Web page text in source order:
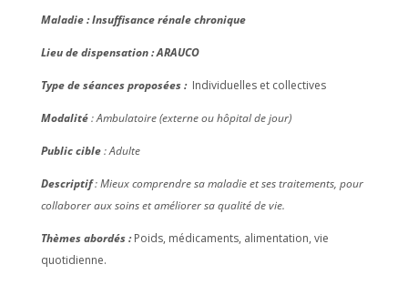
Maladie : Insuffisance rénale chronique
Lieu de dispensation : ARAUCO
Type de séances proposées : Individuelles et collectives
Modalité: Ambulatoire (externe ou hôpital de jour)
Public cible: Adulte
Descriptif: Mieux comprendre sa maladie et ses traitements, pour
collaborer aux soins et améliorer sa qualité de vie.
Thèmes abordés :Poids, médicaments, alimentation, vie
quotidienne.